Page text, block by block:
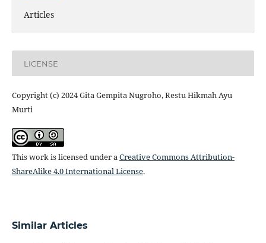
Articles
LICENSE
Copyright (c) 2024 Gita Gempita Nugroho, Restu Hikmah Ayu
Murti
This work is licensed under aCreative Commons Attribution-
ShareAlike 4.0 International License.
Similar Articles